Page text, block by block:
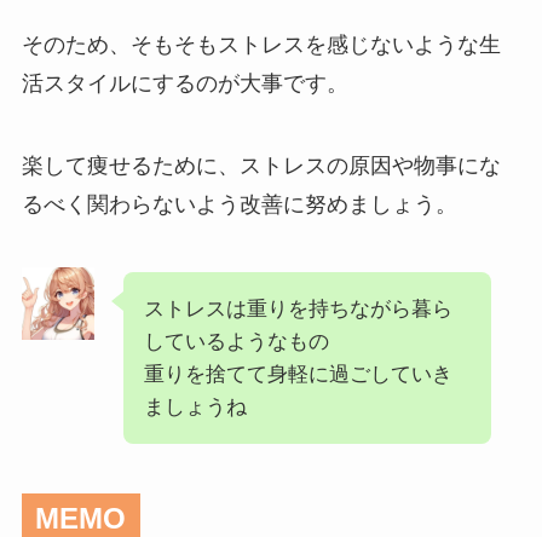
そのため、そもそもストレスを感じないような生
活スタイルにするのが大事です。
楽して痩せるために、ストレスの原因や物事にな
るべく関わらないよう改善に努めましょう。
ストレスは重りを持ちながら暮ら
しているようなもの
重りを捨てて身軽に過ごしていき
ましょうね
MEMO